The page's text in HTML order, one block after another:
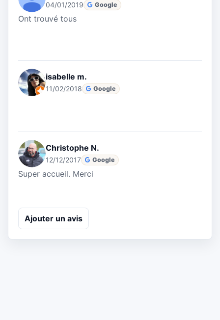
04/01/2019 Google
Ont trouvé tous
isabelle m.
11/02/2018 Google
Christophe N.
12/12/2017 Google
Super accueil. Merci
Ajouter un avis